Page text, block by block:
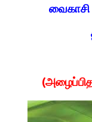
வைகாசி